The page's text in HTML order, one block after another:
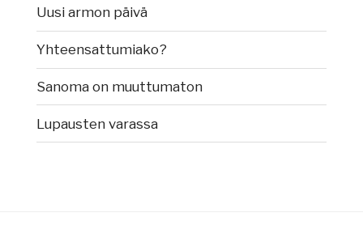
Uusi armon päivä
Yhteensattumiako?
Sanoma on muuttumaton
Lupausten varassa